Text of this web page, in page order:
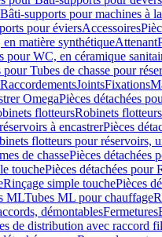
supports pour machines à
pour éviersAccessoires
matière synthétiqueAttenant
pour WC, en céramique
pour Tubes de chasse pour
JointsFixations
OmegaPièces détachées
flotteursRobinets flotteurs
à encastrerPièces
flotteurs pour réservoirs,
de chassePièces détachées
touchePièces détachées pour
Rinçage simple touchePièces
MLTubes ML pour chauffage
démontablesFermetures
de distribution avec raccord